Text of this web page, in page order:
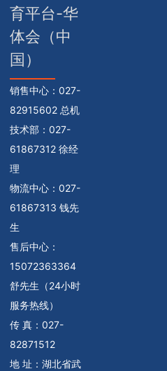
育平台-华
体会（中
国）
销售中心： 027-
82915602 总机
技术部： 027-
61867312 徐经
理
物流中心： 027-
61867313 钱先
生
售后中心：
15072363364
舒先生（24小时
服务热线）
传 真：027-
82871512
地 址：湖北省武